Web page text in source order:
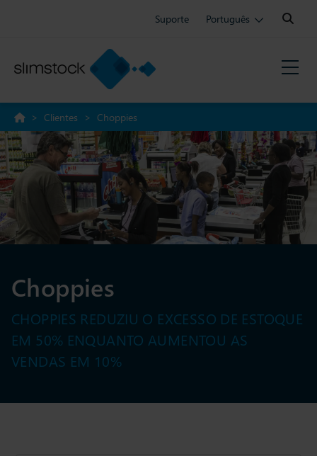
Suporte Português
Search:
> Clientes > Choppies
Choppies
CHOPPIES REDUZIU O EXCESSO DE ESTOQUE
EM 50% ENQUANTO AUMENTOU AS
VENDAS EM 10%